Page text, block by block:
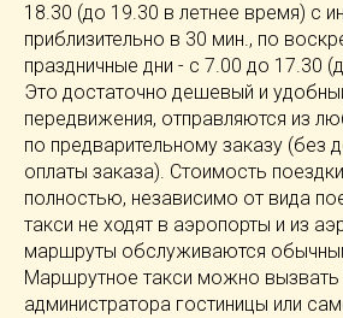
18.30 (до 19.30 в летнее время) с
приблизительно в 30 мин., по
праздничные дни - с 7.00 до 17.30
Это достаточно дешевый и
передвижения, отправляются из
по предварительному заказу (без
оплаты заказа). Стоимость
полностью, независимо от вида
такси не ходят в аэропорты и из
маршруты обслуживаются
Маршрутное такси можно вызвать
администратора гостиницы или